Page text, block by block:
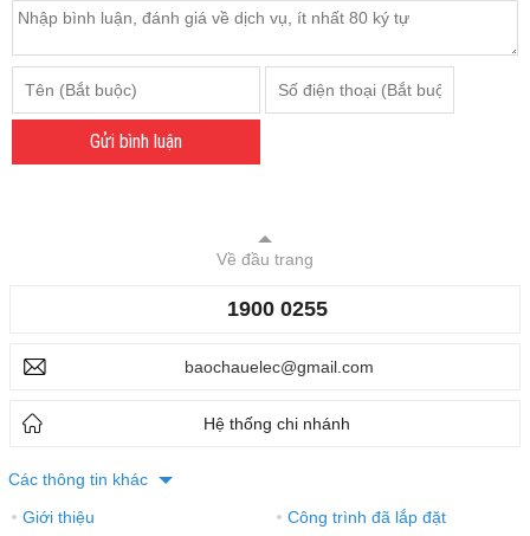
Gửi bình luận
Về đầu trang
1900 0255
baochauelec@gmail.com
Hệ thống chi nhánh
Các thông tin khác
● Giới thiệu ● Công trình đã lắp đặt